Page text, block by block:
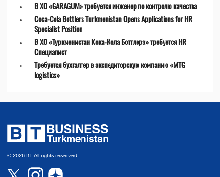
В ХО «GARAGUM» требуется инженер по контролю качества
Coca-Cola Bottlers Turkmenistan Opens Applications for HR
Specialist Position
В ХО «Туркменистан Кока-Кола Боттлерз» требуется HR
Специалист
Требуется бухгалтер в экспедиторскую компанию «MTG
logistics»
© 2026 BT All rights reserved.